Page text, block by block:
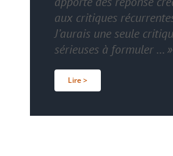
aux critiques
J’aurais une seule
sérieuses à formuler … »
Lire >